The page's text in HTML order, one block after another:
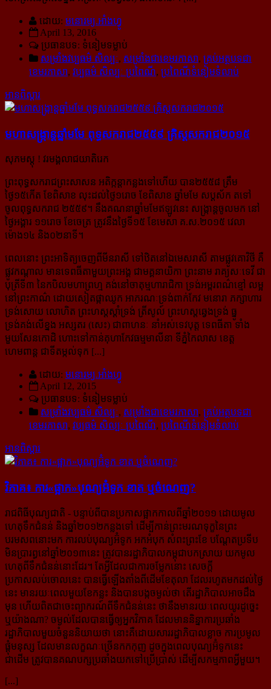
ដោយ: មនោរម្យ.អាំងហ្វូ
April 13, 2016
ប្រធានបទ: ទំនៀមទម្លាប់
សម្រាំងវប្ប​ធម៌​ សិល្បៈ, សម្រាំងជាខេមរភាសា, គ្រប់អត្ថបទជា
ខេមរភាសា, វប្បធម៌ សិល្បៈ ប្រពៃណី, ប្រពៃណីទំនៀមទំលាប់
អានពិស្ដារ
មហា​សង្ក្រាន្ត​ឆ្នាំ​មមែ ពុទ្ធ​សករាជ​២៥៥៩ គ្រិស្ត​សករាជ​២០១៥
សុភមស្តុ ! វរមង្គលាជយាតិរេក
ព្រះពុទ្ធសករាជព្រះសាសន អតិក្កន្តាកន្លងទៅហើយ បាន២៥៥៨ ត្រឹម
ថ្ងៃ១៥កើត ខែពិសាខ លុះដល់ថ្ងៃ១រោច ខែ​ពិសាខ ឆ្នាំមមែ សប្ដស័ក តទៅ
ចូលពុទ្ធសករាជ ២៥៥៩។ នឹងគណនាឆ្នាំមមែឥឡូវនេះ សង្ក្រាន្តចូលមក នៅ
ថ្ងៃអង្គារ ១១រោច ខែចេត្រ ត្រូវនឹងថ្ងៃទី១៥ ខែមេសា គ.ស.២០១៥ វេលា
ម៉ោង១៤ និង០២នាទី។
ពេលនោះ ព្រះអាទិត្យចេញពីមីនរាសី ទៅឋិតនៅឯមេសរាសី តាមផ្លូវគោវិថី គឺ
ផ្លូវកណ្ដាល មានទេពធីតាមួយព្រះអង្គ ជាមគ្គនាយិកា ព្រះនាម រាគ្យសៈទេវី ជា
បុត្រីទី៣ នៃកបិលមហាព្រហ្ម គង់នៅចាតុម្មហារាជិកា ទ្រង់អម្ពរពណ៌ខ្មៅ លម្អ​
នៅព្រះកាណ៌ ដោយសៀតផ្កាឈូក អាភរណៈទ្រង់ពាក់កែវ មនោរា ភក្សាហារ
ទ្រង់សោយ លោហិត ព្រះហស្តស្ដាំទ្រង់ ត្រីសូល៍ ព្រះហស្តឆ្វេងទ្រង់ ធ្នូ
ទ្រង់គង់លើខ្នង អស្សតរ (សេះ) ជាពាហនៈ នាំអស់ទេវបុត្ត ទេពធីតា ទាំង
មួយសែនកោដិ ហោះទៅកាន់គុហាកែវធម្មមាលីនា ទីភ្នំកៃលាស ខេត្ត
ហេមពាន្ត ជាទីតម្កល់ទុក [...]
ដោយ: មនោរម្យ.អាំងហ្វូ
April 12, 2015
ប្រធានបទ: ទំនៀមទម្លាប់
សម្រាំងវប្ប​ធម៌​ សិល្បៈ, សម្រាំងជាខេមរភាសា, គ្រប់អត្ថបទជា
ខេមរភាសា, វប្បធម៌ សិល្បៈ ប្រពៃណី, ប្រពៃណីទំនៀមទំលាប់
អានពិស្ដារ
វិភាគ៖ ការ​«ផ្អាក»​បុណ្យ​អ៊ំ​ទូក ខាត ឬ​ចំណេញ?
រាជពិធីបុណ្យជាតិ - បន្ទាប់ពីបានប្រកាសផ្អាកកាលពីឆ្នាំ២០១១ ដោយមូល
ហេតុទឹកជំនន់ និងឆ្នាំ២០១២​កន្លងទៅ ដើម្បី​កាន់ព្រះមរណទុក្ខនៃព្រះ
បរមសពនោះមក ការលប់បុណ្យអ៊ំទូក អកអំបុក សំពះព្រះខែ បណ្ដែត​ប្រទីប
មិន​ប្រារព្ធនៅឆ្នាំ​២០១៣នេះ ត្រូវបានរដ្ឋាភិបាលកម្ពុជាបកស្រាយ យកមូល
ហេតុពីទឹកជំនន់​នោះដែរ។ តែអ្វីដែល​ជា​ការ​ចម្លែកនោះ សេចក្ដី​
ប្រកាសលប់ចោលនេះ បានធ្វើឡើងតាំងពីដើមខែតុលា ដែល​រហូតមកដល់ថ្ងៃ
នេះ មានរយៈ​ពេល​មួយខែកន្លះ និងបាន​បង្ក​ចម្ងល់ថា តើរដ្ឋាភិបាលអាចដឹង
មុន ហើយពិត​ជា​ចេះព្យាករណ៍ពីទឹកជំនន់នេះ ថានឹង​មាន​រយៈពេលយូរដូច្នេះ
ឬយ៉ាង​ណា? ចម្ងល់ដែលបានធ្វើឲ្យអ្នកវិភាគ ដែលមាននិន្នាការប្រឆាំង​​
រដ្ឋាភិបាល​មួយ​​ចំនួន​​និយាយថា នោះគឺដោយសារ​រដ្ឋាភិបាល​​ខ្លាច ការប្រមូល
ផ្ដុំ​មនុស្ស ដែលមានលក្ខណៈច្រើនកកកុញ ដូចក្នុង​ពេល​បុណ្យ​អ៊ំទូកនេះ
ជាដើម ត្រូវបាន​គណបក្ស​ប្រឆាំង​​យក​ទៅ​ប្រើប្រាស់ ដើម្បីសកម្មភាពអ្វីមួយ។
[...]